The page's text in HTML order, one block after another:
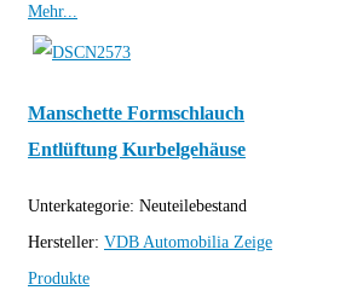
Mehr...
Manschette Formschlauch
Entlüftung Kurbelgehäuse
Unterkategorie: Neuteilebestand
Hersteller: VDB Automobilia Zeige
Produkte